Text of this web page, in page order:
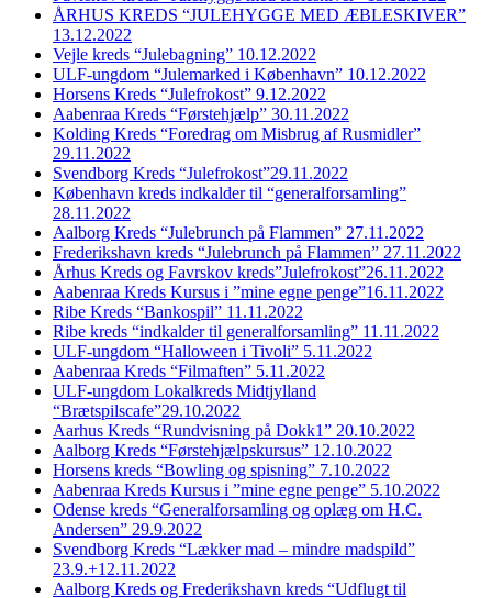
ÅRHUS KREDS “JULEHYGGE MED ÆBLESKIVER”
13.12.2022
Vejle kreds “Julebagning” 10.12.2022
ULF-ungdom “Julemarked i København” 10.12.2022
Horsens Kreds “Julefrokost” 9.12.2022
Aabenraa Kreds “Førstehjælp” 30.11.2022
Kolding Kreds “Foredrag om Misbrug af Rusmidler”
29.11.2022
Svendborg Kreds “Julefrokost”29.11.2022
København kreds indkalder til “generalforsamling”
28.11.2022
Aalborg Kreds “Julebrunch på Flammen” 27.11.2022
Frederikshavn kreds “Julebrunch på Flammen” 27.11.2022
Århus Kreds og Favrskov kreds”Julefrokost”26.11.2022
Aabenraa Kreds Kursus i ”mine egne penge”16.11.2022
Ribe Kreds “Bankospil” 11.11.2022
Ribe kreds “indkalder til generalforsamling” 11.11.2022
ULF-ungdom “Halloween i Tivoli” 5.11.2022
Aabenraa Kreds “Filmaften” 5.11.2022
ULF-ungdom Lokalkreds Midtjylland
“Brætspilscafe”29.10.2022
Aarhus Kreds “Rundvisning på Dokk1” 20.10.2022
Aalborg Kreds “Førstehjælpskursus” 12.10.2022
Horsens kreds “Bowling og spisning” 7.10.2022
Aabenraa Kreds Kursus i ”mine egne penge” 5.10.2022
Odense kreds “Generalforsamling og oplæg om H.C.
Andersen” 29.9.2022
Svendborg Kreds “Lækker mad – mindre madspild”
23.9.+12.11.2022
Aalborg Kreds og Frederikshavn kreds “Udflugt til